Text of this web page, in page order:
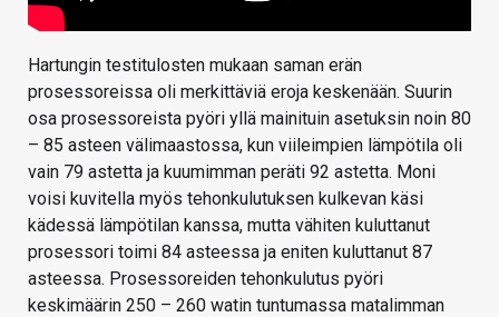
Hartungin testitulosten mukaan saman erän
prosessoreissa oli merkittäviä eroja keskenään. Suurin
osa prosessoreista pyöri yllä mainituin asetuksin noin 80
– 85 asteen välimaastossa, kun viileimpien lämpötila oli
vain 79 astetta ja kuumimman peräti 92 astetta. Moni
voisi kuvitella myös tehonkulutuksen kulkevan käsi
kädessä lämpötilan kanssa, mutta vähiten kuluttanut
prosessori toimi 84 asteessa ja eniten kuluttanut 87
asteessa. Prosessoreiden tehonkulutus pyöri
keskimäärin 250 – 260 watin tuntumassa matalimman